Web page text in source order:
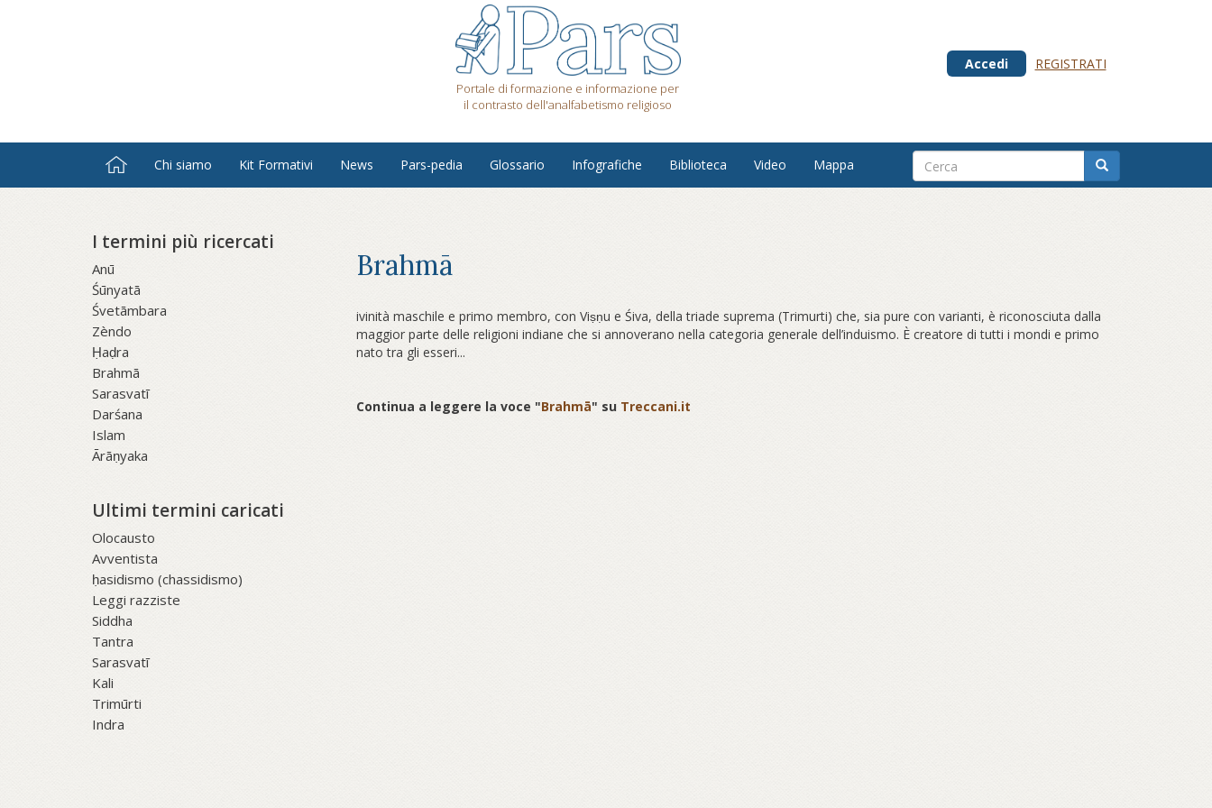
Portale di formazione e informazione per
il contrasto dell'analfabetismo religioso
Accedi REGISTRATI
Chi siamo Kit Formativi News Pars-pedia Glossario Infografiche Biblioteca Video Mappa
I termini più ricercati
Anū
Śūnyatā
Śvetāmbara
Zèndo
Ḥaḍra
Brahmā
Sarasvatī
Darśana
Islam
Ārāṇyaka
Ultimi termini caricati
Olocausto
Avventista
ḥasidismo (chassidismo)
Leggi razziste
Siddha
Tantra
Sarasvatī
Kali
Trimūrti
Indra
Brahmā
ivinità maschile e primo membro, con Viṣṇu e Śiva, della triade suprema (Trimurti) che, sia pure con varianti, è riconosciuta dalla
maggior parte delle religioni indiane che si annoverano nella categoria generale dell’induismo. È creatore di tutti i mondi e primo
nato tra gli esseri...
Continua a leggere la voce "Brahmā" su Treccani.it